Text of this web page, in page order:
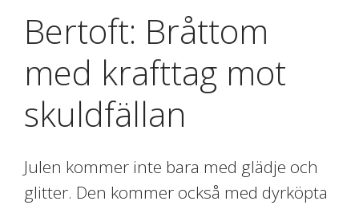
Bertoft: Bråttom
med krafttag mot
skuldfällan
Julen kommer inte bara med glädje och
glitter. Den kommer också med dyrköpta